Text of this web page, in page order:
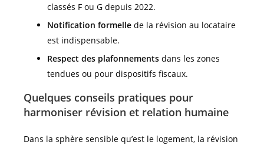
classés F ou G depuis 2022.
Notification formelle de la révision au locataire
est indispensable.
Respect des plafonnements dans les zones
tendues ou pour dispositifs fiscaux.
Quelques conseils pratiques pour
harmoniser révision et relation humaine
Dans la sphère sensible qu’est le logement, la révision